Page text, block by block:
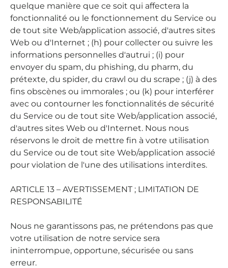
quelque manière que ce soit qui affectera la
fonctionnalité ou le fonctionnement du Service ou
de tout site Web/application associé, d'autres sites
Web ou d'Internet ; (h) pour collecter ou suivre les
informations personnelles d'autrui ; (i) pour
envoyer du spam, du phishing, du pharm, du
prétexte, du spider, du crawl ou du scrape ; (j) à des
fins obscènes ou immorales ; ou (k) pour interférer
avec ou contourner les fonctionnalités de sécurité
du Service ou de tout site Web/application associé,
d'autres sites Web ou d'Internet. Nous nous
réservons le droit de mettre fin à votre utilisation
du Service ou de tout site Web/application associé
pour violation de l'une des utilisations interdites.
ARTICLE 13 – AVERTISSEMENT ; LIMITATION DE
RESPONSABILITÉ
Nous ne garantissons pas, ne prétendons pas que
votre utilisation de notre service sera
ininterrompue, opportune, sécurisée ou sans
erreur.